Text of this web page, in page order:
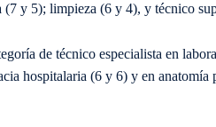
y 5); limpieza (6 y 4), y técnico
de técnico especialista en
hospitalaria (6 y 6) y en anatomía